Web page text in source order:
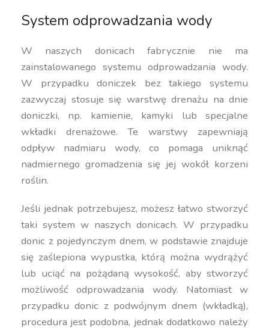
System odprowadzania wody
W naszych donicach fabrycznie nie ma
zainstalowanego systemu odprowadzania wody.
W przypadku doniczek bez takiego systemu
zazwyczaj stosuje się warstwę drenażu na dnie
doniczki, np. kamienie, kamyki lub specjalne
wkładki drenażowe. Te warstwy zapewniają
odpływ nadmiaru wody, co pomaga uniknąć
nadmiernego gromadzenia się jej wokół korzeni
roślin.
Jeśli jednak potrzebujesz, możesz łatwo stworzyć
taki system w naszych donicach. W przypadku
donic z pojedynczym dnem, w podstawie znajduje
się zaślepiona wypustka, którą można wydrążyć
lub uciąć na pożądaną wysokość, aby stworzyć
możliwość odprowadzania wody. Natomiast w
przypadku donic z podwójnym dnem (wkładką),
procedura jest podobna, jednak dodatkowo należy